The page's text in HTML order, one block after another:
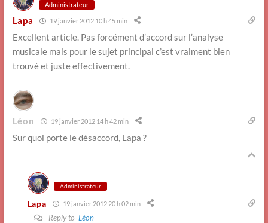
Administrateur
Lapa 19 janvier 2012 10 h 45 min
Excellent article. Pas forcément d’accord sur l’analyse
musicale mais pour le sujet principal c’est vraiment bien
trouvé et juste effectivement.
Léon 19 janvier 2012 14 h 42 min
Sur quoi porte le désaccord, Lapa ?
Administrateur
Lapa 19 janvier 2012 20 h 02 min
Reply to Léon